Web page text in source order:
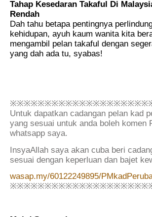
Tahap Kesedaran Takaful Di
Rendah
Dah tahu betapa pentingnya
kehidupan, ayuh kaum wanita kita
mengambil pelan takaful dengan
yang dah ada tu, syabas!
Untuk dapatkan cadangan pelan kad
yang sesuai untuk anda boleh komen
whatsapp saya.
InsyaAllah saya akan cuba beri
sesuai dengan keperluan dan bajet
wasap.my/60122249895/